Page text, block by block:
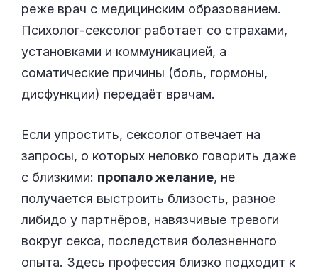
реже врач с медицинским образованием.
Психолог-сексолог работает со страхами,
установками и коммуникацией, а
соматические причины (боль, гормоны,
дисфункции) передаёт врачам.
Если упростить, сексолог отвечает на
запросы, о которых неловко говорить даже
с близкими: пропало желание, не
получается выстроить близость, разное
либидо у партнёров, навязчивые тревоги
вокруг секса, последствия болезненного
опыта. Здесь профессия близко подходит к